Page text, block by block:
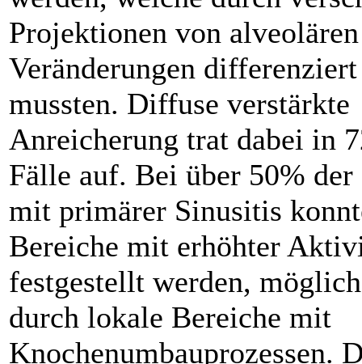
Projektionen von alveolären
Veränderungen
mussten. Diffuse verstärkte
Anreicherung trat dabei in
Fälle auf. Bei über 50% der
mit primärer Sinusitis
Bereiche mit erhöhter
festgestellt werden,
durch lokale Bereiche mit
Knochenumbauprozessen.